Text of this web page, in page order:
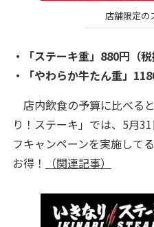
店舗限定の
・「ステーキ重」880円（税
・「やわらか牛たん重」
店内飲食の予算に比べる
り！ステーキ」では、5月
フキャンペーンを実施して
お得！
（関連記事）